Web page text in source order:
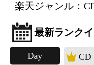
楽天ジャンル：
最新ランクイ
Day CD